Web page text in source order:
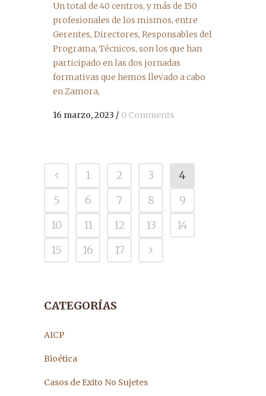
Un total de 40 centros, y más de 150
profesionales de los mismos, entre
Gerentes, Directores, Responsables del
Programa, Técnicos, son los que han
participado en las dos jornadas
formativas que hemos llevado a cabo
en Zamora,
16 marzo, 2023 / 0 Comments
1 2 3
4
5
6 7 8
9
10
11 12 13
14
15
16 17
CATEGORÍAS
AICP
Bioética
Casos de Exito No Sujetes